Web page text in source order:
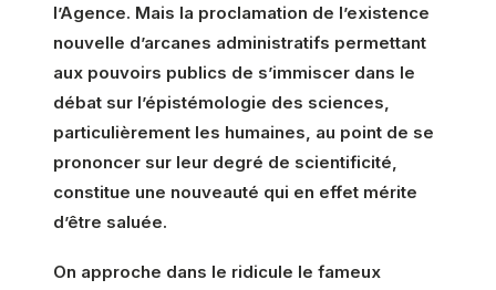
l’Agence. Mais la proclamation de l’existence
nouvelle d’arcanes administratifs permettant
aux pouvoirs publics de s’immiscer dans le
débat sur l’épistémologie des sciences,
particulièrement les humaines, au point de se
prononcer sur leur degré de scientificité,
constitue une nouveauté qui en effet mérite
d’être saluée.
On approche dans le ridicule le fameux